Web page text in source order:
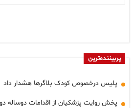
پربیننده‌ترین
پلیس درخصوص کودک بلاگرها هشدار داد
پخش روایت پزشکیان از اقدامات دوساله